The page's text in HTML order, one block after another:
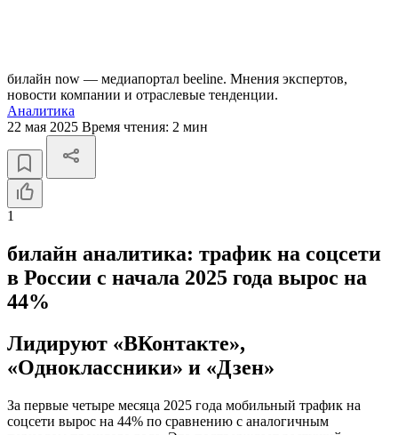
билайн now — медиапортал beeline. Мнения экспертов,
новости компании и отраслевые тенденции.
Аналитика
22 мая 2025 Время чтения: 2 мин
1
билайн аналитика: трафик на соцсети
в России с начала 2025 года вырос на
44%
Лидируют «ВКонтакте»,
«Одноклассники» и «Дзен»
За первые четыре месяца 2025 года мобильный трафик на
соцсети вырос на 44% по сравнению с аналогичным